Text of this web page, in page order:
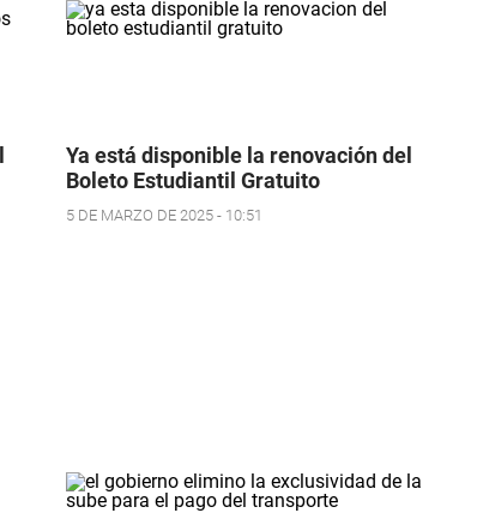
Ya está disponible la renovación del
Boleto Estudiantil Gratuito
5 DE MARZO DE 2025 - 10:51